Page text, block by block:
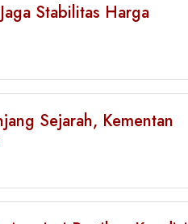
Stabilitas Harga
Sejarah, Kementan